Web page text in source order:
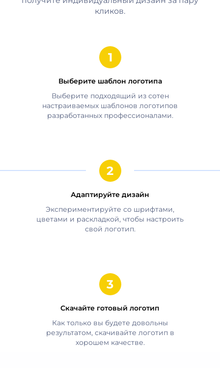
кликов.
Выберите шаблон логотипа
Выберите подходящий из сотен
настраиваемых шаблонов логотипов
разработанных профессионалами.
Адаптируйте дизайн
Экспериментируйте со шрифтами,
цветами и раскладкой, чтобы настроить
свой логотип.
Скачайте готовый логотип
Как только вы будете довольны
результатом, скачивайте логотип в
хорошем качестве.